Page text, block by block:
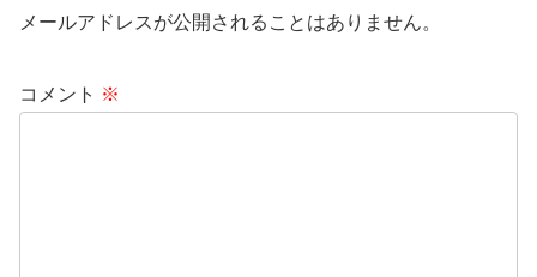
メールアドレスが公開されることはありません。
コメント ※